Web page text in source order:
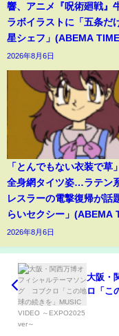
響、アニメ『呪術廻戦』
ラボイラストに「五条だ
星シェフ」(ABEMA
2026年8月6日
「とんでもない衣装で草
全身網タイツ姿…ラテン
レスラーの電撃復帰が話
らいセクシー」(ABEMA
2026年8月6日
大阪・
ロ「こ